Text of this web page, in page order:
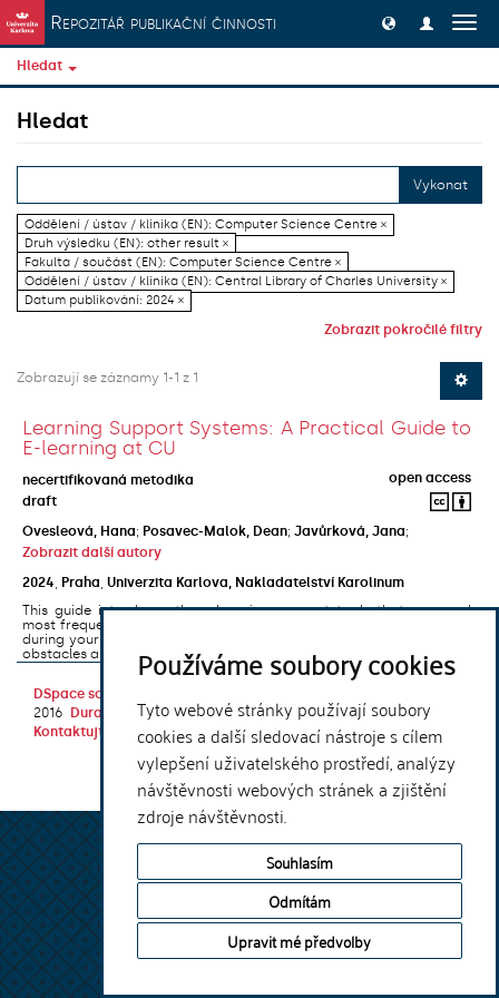
Používáme soubory cookies
Tyto webové stránky používají soubory
cookies a další sledovací nástroje s cílem
vylepšení uživatelského prostředí, analýzy
návštěvnosti webových stránek a zjištění
zdroje návštěvnosti.
Souhlasím
Odmítám
Upravit mé předvolby
Přeskočit na obsah
Repozitář publikační činnosti
Hledat
Hledat
Vykonat
Oddělení / ústav / klinika (EN): Computer Science Centre ×
Druh výsledku (EN): other result ×
Fakulta / součást (EN): Computer Science Centre ×
Oddělení / ústav / klinika (EN): Central Library of Charles University ×
Datum publikování: 2024 ×
Zobrazit pokročilé filtry
Zobrazují se záznamy 1-1 z 1
Learning Support Systems: A Practical Guide to
E-learning at CU
necertifikovaná metodika
open access
draft
Ovesleová, Hana; Posavec-Malok, Dean; Javůrková, Jana;
Zobrazit další autory
2024
Praha Univerzita Karlova, Nakladatelství Karolinum
This guide introduces the e-learning support tools that are used
most frequently at Charles University and that you may encounter
during your studies. It will also help you to avoid the most common
obstacles associated ...
DSpace software
2016
DuraSpace
Kontaktujte nás |Vyjádření názoru